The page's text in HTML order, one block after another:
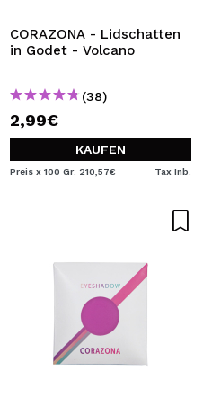
CORAZONA - Lidschatten
in Godet - Volcano
(38)
2,99€
KAUFEN
Preis x 100 Gr: 210,57€ Tax Inb.